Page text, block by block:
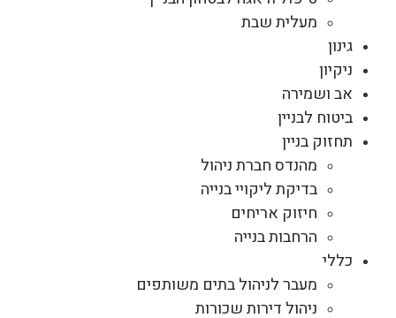
מעלית שבת
גינון
ניקיון
אב ושמירה
ביטוח לבניין
תחזוק בניין
מהנדס חברת ניהול
בדיקת ליקויי בנייה
חיזוק אריחים
הרחבות בנייה
כללי
מעבר לניהול בתים משותפים
ניהול דירות שכורות